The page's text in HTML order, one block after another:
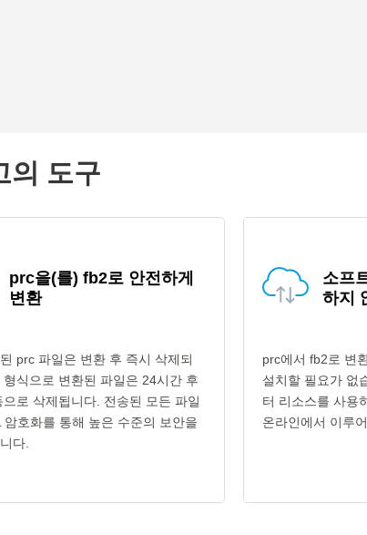
의 도구
prc을(를) fb2로 안전하게
변환
prc 파일은 변환 후 즉시 삭제되
형식으로 변환된 파일은 24시간 후
으로 삭제됩니다. 전송된 모든 파일
암호화를 통해 높은 수준의 보안을
다.
소프
하지
prc에서 fb2로 변
설치할 필요가 없
터 리소스를 사용
온라인에서 이루